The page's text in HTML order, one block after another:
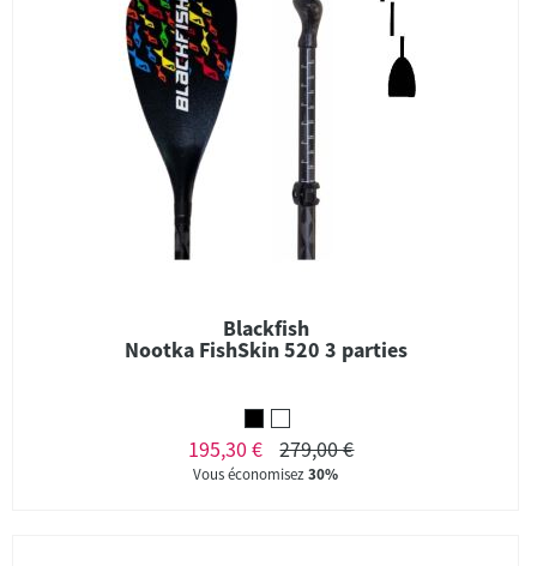
Blackfish
Nootka FishSkin 520 3 parties
195,30 € 279,00 €
Vous économisez30%